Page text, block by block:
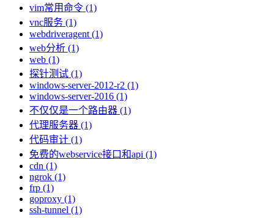
vim常用命令 (1)
vnc服务 (1)
webdriveragent (1)
web分析 (1)
web (1)
探针测试 (1)
windows-server-2012-r2 (1)
windows-server-2016 (1)
不仅仅是一个路由器 (1)
代理服务器 (1)
代码审计 (1)
免费的webservice接口和api (1)
cdn (1)
ngrok (1)
frp (1)
goproxy (1)
ssh-tunnel (1)